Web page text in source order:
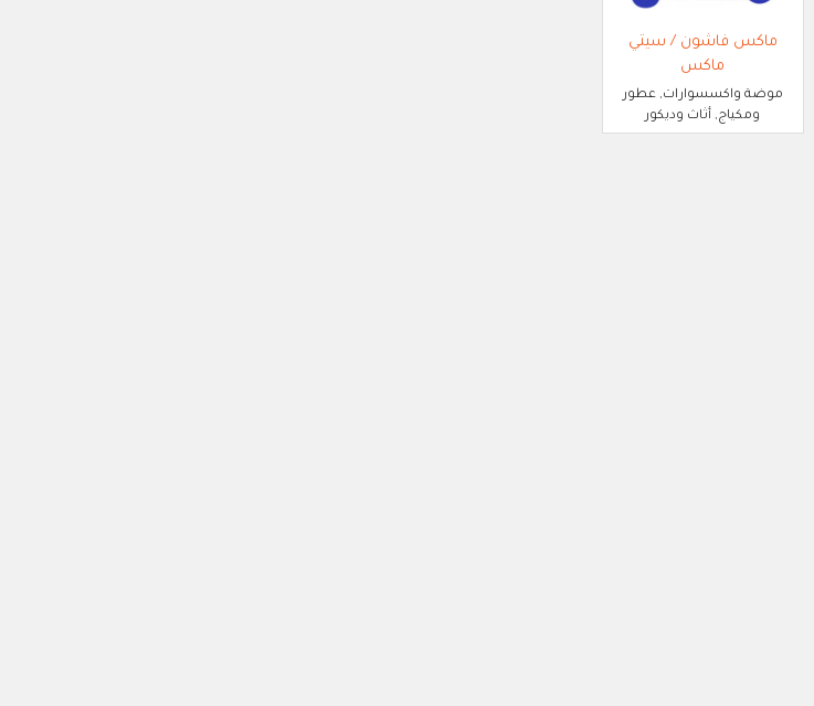
ماكس فاشون / سيتي
ماكس
موضة واكسسوارات, عطور
ومكياج, أثاث وديكور